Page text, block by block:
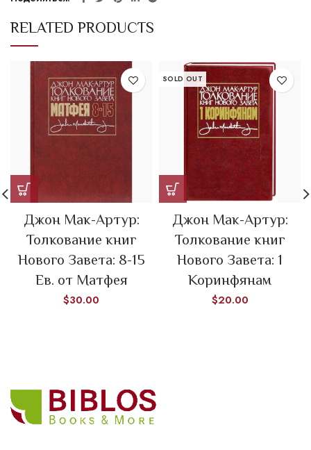
RELATED PRODUCTS
Джон Мак-Артур:
Толкование книг
Нового Завета: 8-15
Ев. от Матфея
$30.00
SOLD OUT
Джон Мак-Артур:
Толкование книг
Нового Завета: 1
Коринфянам
$20.00